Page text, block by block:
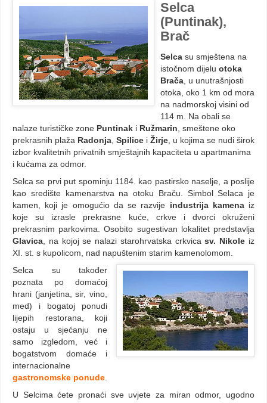
Selca
(Puntinak),
Brač
Selca su smještena na
istočnom dijelu otoka
Brača , u unutrašnjosti
otoka, oko 1 km od mora
na nadmorskoj visini od
114 m. Na obali se
nalaze turističke zone Puntinak i Ružmarin , smeštene oko
prekrasnih plaža Radonja Spilice i Žirje , u kojima se nudi širok
izbor kvalitetnih privatnih smještajnih kapaciteta u apartmanima
i kućama za odmor.
Selca se prvi put spominju 1184. kao pastirsko naselje, a poslije
kao središte kamenarstva na otoku Braču. Simbol Selaca je
kamen, koji je omogućio da se razvije industrija kamenaiz
koje su izrasle prekrasne kuće, crkve i dvorci okruženi
prekrasnim parkovima. Osobito sugestivan lokalitet predstavlja
Glavica , na kojoj se nalazi starohrvatska crkvicasv. Nikole iz
XI. st. s kupolicom, nad napuštenim starim kamenolomom.
Selca su također
poznata po domaćoj
hrani (janjetina, sir, vino,
med) i bogatoj ponudi
lijepih restorana, koji
ostaju u sjećanju ne
samo izgledom, već i
bogatstvom domaće i
internacionalne
gastronomske ponude
U Selcima ćete pronaći sve uvjete za miran odmor, ugodno